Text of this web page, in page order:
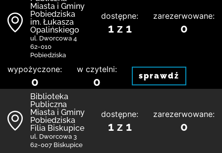
Miasta i Gminy
Pobiedziska
im. Łukasza
Opalińskiego
ul. Dworcowa 4
62-010
Pobiedziska
dostępne:
1 z 1
zarezerwowane:
0
wypożyczone:
0
w czytelni:
0 sprawdź
Biblioteka
Publiczna
Miasta i Gminy
Pobiedziska
Filia Biskupice
ul. Dworcowa 3
62-007 Biskupice
dostępne:
1 z 1
zarezerwowane:
0